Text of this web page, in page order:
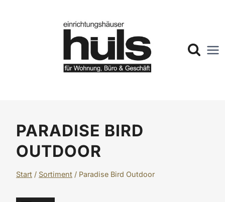
PARADISE BIRD
OUTDOOR
Start / Sortiment / Paradise Bird Outdoor